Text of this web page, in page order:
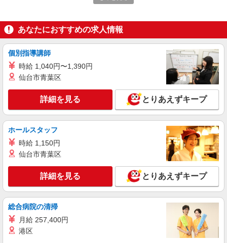
アルバイト パート
丸亀製麺イオンモール広島祇園店
キッチン・ホールスタッフ（ランチタイム）
広島県広島市安佐南区祇園３－２－１イオンモ
キープ 詳細を見る
パート
広島中筋ケアセンターそよ風：RO45954
勤手当 年末年始手当：380円/時 ※12/300時〜
1/324時 寸志あり：年2回（6月・12月） ※業績に
よる
広島県広島市安佐南区中筋一丁目15番10号
キープ 詳細を見る
あなたにおすすめの求人情報
個別指導講師
時給 1,040円〜1,390円
仙台市青葉区
詳細を見る とりあえずキープ
ホールスタッフ
時給 1,150円
仙台市青葉区
詳細を見る とりあえずキープ
総合病院の清掃
月給 257,400円
港区